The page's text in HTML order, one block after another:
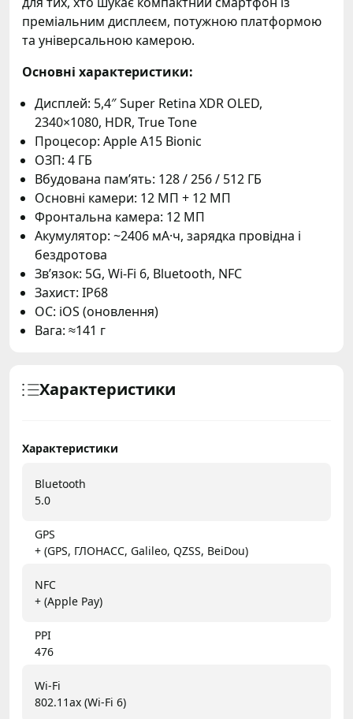
преміальним дисплеєм, потужною платформою
та універсальною камерою.
Основні характеристики:
Дисплей: 5,4″ Super Retina XDR OLED,
2340×1080, HDR, True Tone
Процесор: Apple A15 Bionic
ОЗП: 4 ГБ
Вбудована памʼять: 128 / 256 / 512 ГБ
Основні камери: 12 МП + 12 МП
Фронтальна камера: 12 МП
Акумулятор: ~2406 мА·ч, зарядка провідна і
бездротова
Звʼязок: 5G, Wi-Fi 6, Bluetooth, NFC
Захист: IP68
ОС: iOS (оновлення)
Вага: ≈141 г
Характеристики
Характеристики
Bluetooth
5.0
GPS
+ (GPS, ГЛОНАСС, Galileo, QZSS, BeiDou)
NFC
+ (Apple Pay)
PPI
476
Wi-Fi
802.11ax (Wi-Fi 6)